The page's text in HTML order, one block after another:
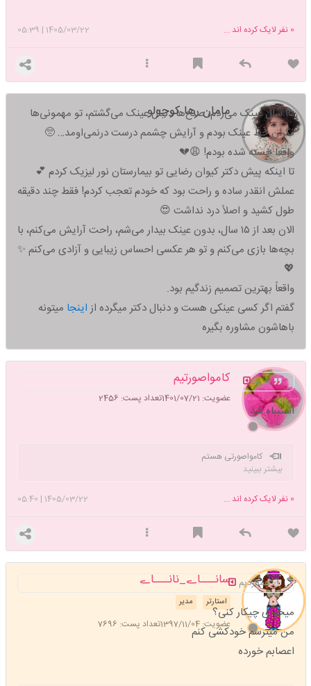
1405/03/22
|
05:39 0 نفر لایک کرده اند ...
مامان رها کوچولو
۱۵ سال عینک می‌زدم، صبح‌ها دنبال عینک می‌گشتم، تو مهمونی‌ها
نگران خط عینک بودم و آرایش چشمم درست درنمی‌اومد… 🥺
واقعاً خسته شده بودم! 😩💔
تا اینکه پیش دکتر کیوان رضایی تو بیمارستان نور لیزیک کردم 💕
عملش انقدر ساده و راحت بود که خودم تعجب کردم! فقط چند دقیقه
طول کشید و اصلاً درد نداشت 😍
الان بعد از ۱۵ سال، بدون عینک بیدار می‌شم، راحت آرایش می‌کنم، با
بچه‌ها بازی می‌کنم و تو هر عکسی احساس زیبایی و آزادی می‌کنم ✨
💖
واقعاً بهترین تصمیم زندگیم بود.
گفتم اگر کسی عینکی هست و دنبال دکتر میگرده از اینجا میتونه
باهاشون مشاوره بگیره
کامواصورتیم
عضویت: 1401/07/21 تعداد پست: 2456
چی؟
اشتبباه شد
کامواصورتی هستم
بیشتر ببینید
1405/03/22
|
05:40 0 نفر لایک کرده اند ...
سانـــاے_نانـــاے
مدیر استارتر
عضویت: 1397/11/04 تعداد پست: 7696
همدردیم
میخوای چیکار کنی؟
من میترسم خودکشی کنم
اعصابم خورده